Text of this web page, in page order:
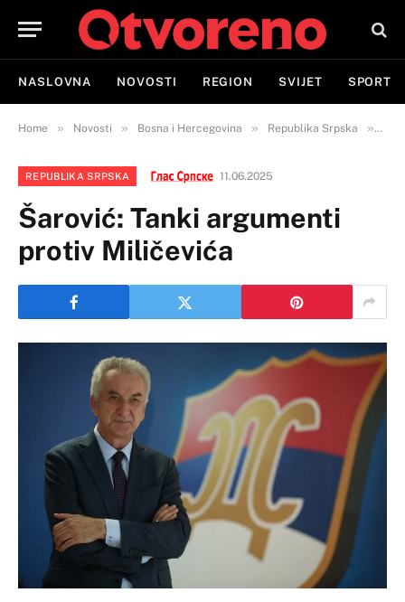
NASLOVNA NOVOSTI REGION SVIJET SPORT
Home » Novosti » Bosna i Hercegovina » Republika Srpska »
REPUBLIKA SRPSKA 11.06.2025
Šarović: Tanki argumenti
protiv Miličevića